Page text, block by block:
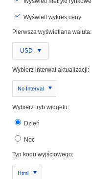
Wyświetl wykres ceny
Pierwsza wyświetlana waluta:
USD
Wybierz interwał aktualizacji:
No Interval
Wybierz tryb widgetu:
Dzień
Noc
Typ kodu wyjściowego:
Html